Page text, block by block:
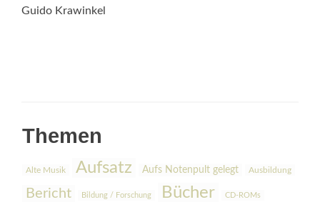
Guido Krawinkel
Themen
Alte Musik Aufsatz Aufs Notenpult gelegt Ausbildung
Bericht Bildung / Forschung Bücher CD-ROMs